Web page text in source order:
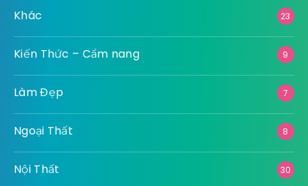
Khác 23
Kiến Thức – Cẩm nang 9
Làm Đẹp 7
Ngoại Thất 8
Nội Thất 30